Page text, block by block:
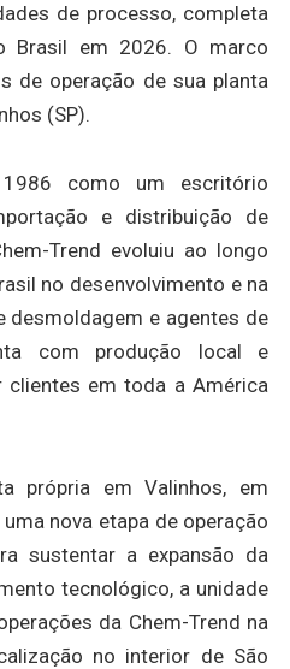
de processo, completa
Brasil em 2026. O marco
de operação de sua planta
(SP).
como um escritório
e distribuição de
Trend evoluiu ao longo
no desenvolvimento e na
desmoldagem e agentes de
com produção local e
clientes em toda a América
própria em Valinhos, em
nova etapa de operação
sustentar a expansão da
tecnológico, a unidade
da Chem-Trend na
no interior de São